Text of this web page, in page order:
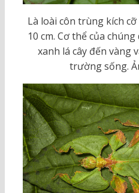
Là loài côn trùng kích
10 cm. Cơ thể của
xanh lá cây đến vàng
trường sống.